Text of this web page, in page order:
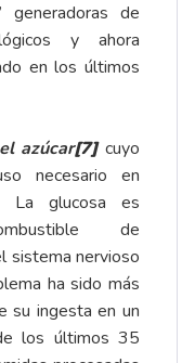
generadoras de
y ahora
en los últimos
el azúcar[7]cuyo
necesario en
La glucosa es
de
sistema nervioso
ha sido más
su ingesta en un
los últimos 35